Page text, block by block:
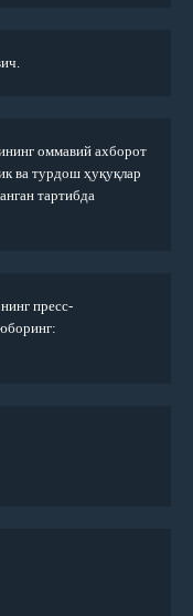
оммавий ахборот
ва турдош ҳуқуқлар
тартибда
пресс-